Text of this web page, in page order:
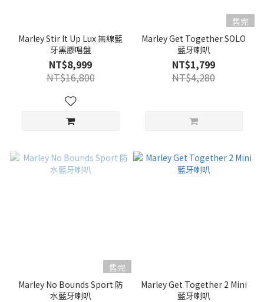
Marley Stir It Up Lux 無線藍
牙黑膠唱盤
NT$8,999
NT$16,800
售完
Marley Get Together SOLO
藍牙喇叭
NT$1,799
NT$4,280
售完
Marley No Bounds Sport 防
水藍牙喇叭
Marley Get Together 2 Mini
藍牙喇叭